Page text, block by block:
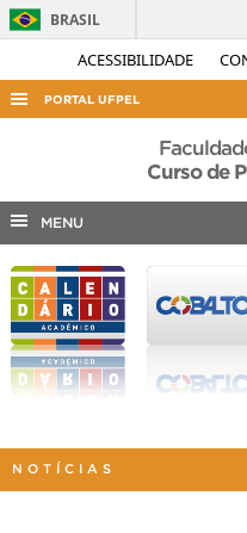
ACESSIBILIDADE
BRASIL
PORTAL UFPEL
ACESSO À INFORMAÇÃO
COBALTO
EDITAIS
INTERNACIONAL
OUVIDORIA
TELEFONES
Curso de
MENU
NOTÍCIAS